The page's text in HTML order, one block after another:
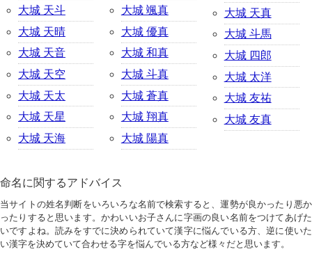
大城 天斗
大城 天晴
大城 天音
大城 天空
大城 天太
大城 天星
大城 天海
大城 颯真
大城 優真
大城 和真
大城 斗真
大城 蒼真
大城 翔真
大城 陽真
大城 天真
大城 斗馬
大城 四郎
大城 太洋
大城 友祐
大城 友真
命名に関するアドバイス
当サイトの姓名判断をいろいろな名前で検索すると、運勢が良かったり悪か
ったりすると思います。かわいいお子さんに字画の良い名前をつけてあげた
いですよね。読みをすでに決められていて漢字に悩んでいる方、逆に使いた
い漢字を決めていて合わせる字を悩んでいる方など様々だと思います。